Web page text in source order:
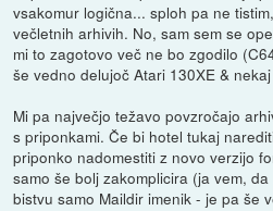
vsakomur logična... sploh pa ne
večletnih arhivih. No, sam sem se
mi to zagotovo več ne bo zgodilo
še vedno delujoč Atari 130XE &
Mi pa največjo težavo povzročajo
s priponkami. Če bi hotel tukaj
priponko nadomestiti z novo verzijo
samo še bolj zakomplicira (ja vem,
bistvu samo Maildir imenik - je pa še